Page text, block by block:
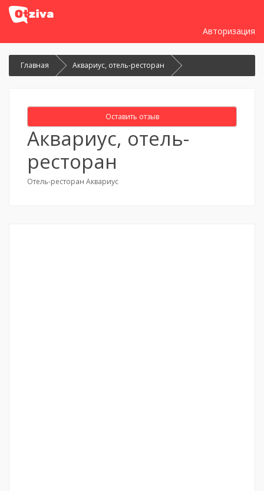
Авторизация
Главная Аквариус, отель-ресторан
Оставить отзыв
Аквариус, отель-
ресторан
Отель-ресторан Аквариус